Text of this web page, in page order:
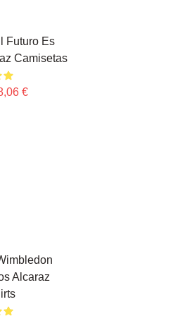
Futuro Es
Camisetas
€
Alcaraz